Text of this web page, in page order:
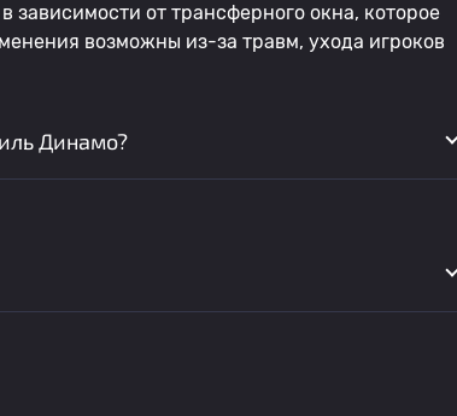
от трансферного окна, которое
возможны из-за травм, ухода игроков
Динамо?